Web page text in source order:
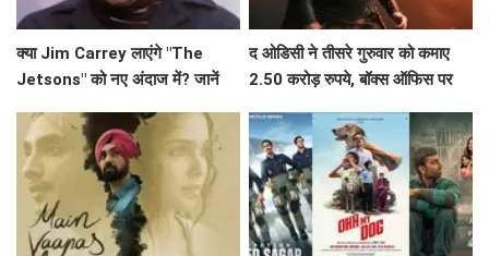
क्या Jim Carrey लाएंगे "The
Jetsons" को नए अंदाज में? जानें
द ओडिसी ने तीसरे गुरुवार को कमाए
2.50 करोड़ रुपये, बॉक्स ऑफिस पर